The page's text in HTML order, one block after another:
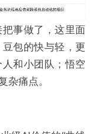
事做了，这里面
包的快与轻，更
和小团队；悟空
杂痛点。